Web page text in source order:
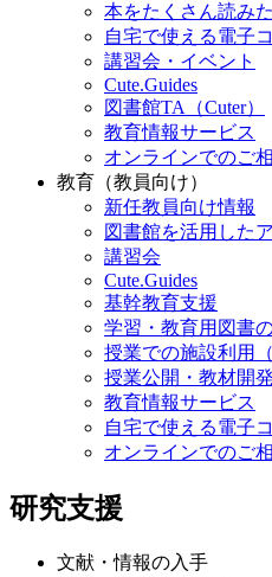
本をたくさん読み
自宅で使える電子
講習会・イベント
Cute.Guides
図書館TA（Cuter）
教育情報サービス
オンラインでのご
教育（教員向け）
新任教員向け情報
図書館を活用した
講習会
Cute.Guides
基幹教育支援
学習・教育用図書
授業での施設利用
授業公開・教材開発
教育情報サービス
自宅で使える電子
オンラインでのご
研究支援
文献・情報の入手